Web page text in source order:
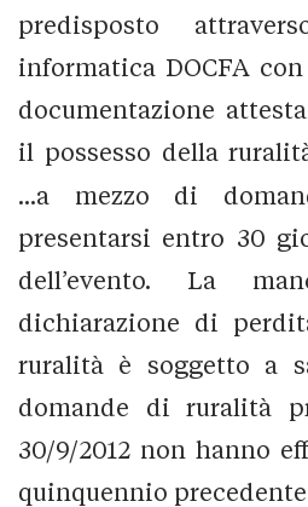
predisposto
informatica DOCFA con
documentazione
il possesso della
...a mezzo di
presentarsi entro 30
dell’evento. La
dichiarazione di
ruralità è soggetto a
domande di ruralità
30/9/2012 non hanno
quinquennio